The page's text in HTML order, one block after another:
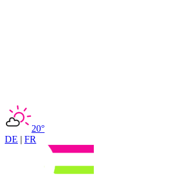
20°
DE | FR